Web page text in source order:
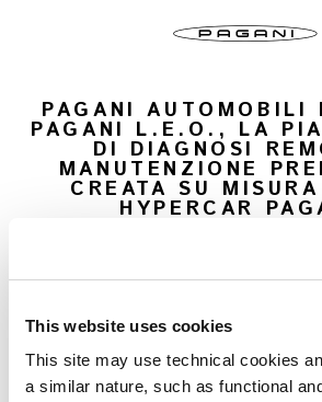
This website uses cookies
This site may use technical cookies
a similar nature, such as functional
PAGANI AUTOMOBILI
PAGANI L.E.O., LA
DI DIAGNOSI
MANUTENZIONE
CREATA SU
HYPERCAR
Una nuova centralina sviluppata per
Attraverso algoritmi innovativi, messi
Automobili, vengono gettate le basi
manutenzione predittiva e per lo